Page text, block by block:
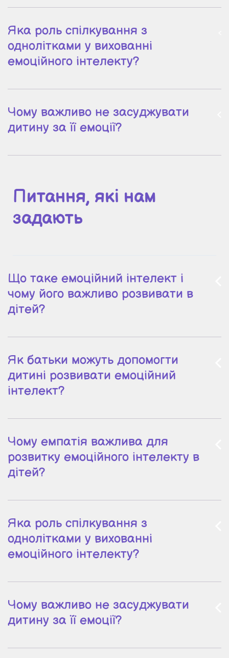
Яка роль спілкування з
однолітками у вихованні
емоційного інтелекту?
Чому важливо не засуджувати
дитину за її емоції?
Питання, які нам
задають
Що таке емоційний інтелект і
чому його важливо розвивати в
дітей?
Як батьки можуть допомогти
дитині розвивати емоційний
інтелект?
Чому емпатія важлива для
розвитку емоційного інтелекту в
дітей?
Яка роль спілкування з
однолітками у вихованні
емоційного інтелекту?
Чому важливо не засуджувати
дитину за її емоції?